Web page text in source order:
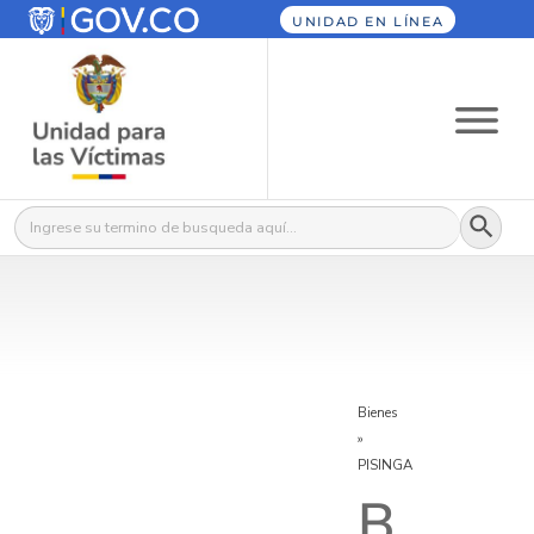
UNIDAD EN LÍNEA
Buscar: Botón
Bienes
»
PISINGA